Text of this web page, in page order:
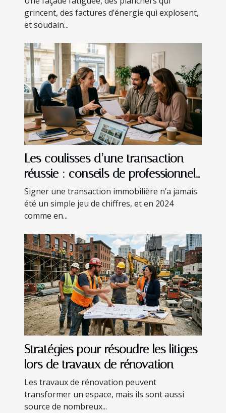
grincent, des factures d’énergie qui explosent,
et soudain...
Les coulisses d’une transaction
réussie : conseils de professionnels
du secteur
Signer une transaction immobilière n’a jamais
été un simple jeu de chiffres, et en 2024
comme en...
Stratégies pour résoudre les litiges
lors de travaux de rénovation
Les travaux de rénovation peuvent
transformer un espace, mais ils sont aussi
source de nombreux...